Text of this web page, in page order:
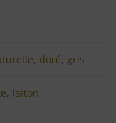
, doré, gris
, laiton